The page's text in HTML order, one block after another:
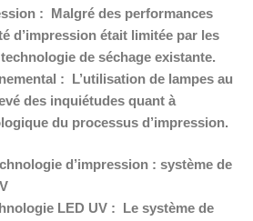
: Malgré des performances
d’impression était limitée par les
de séchage existante.
: L’utilisation de lampes au
des inquiétudes quant à
du processus d’impression.
d’impression : système de
LED UV : Le système de